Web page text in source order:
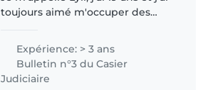
toujours aimé m'occuper des
quatre jours pour apprendre les
bonnes pratiques du baby-
sitting, durant lequel..
Expérience: > 3 ans
Bulletin n°3 du Casier
Judiciaire